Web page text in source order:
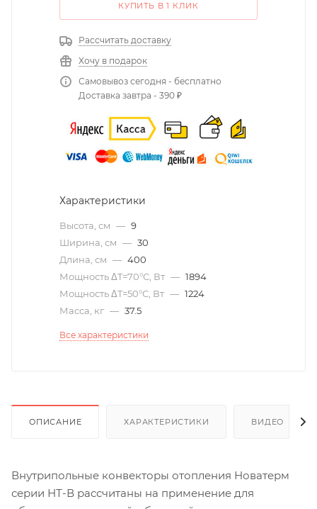
КУПИТЬ В 1 КЛИК
Рассчитать доставку
Хочу в подарок
Самовывоз сегодня - бесплатно
Доставка завтра - 390 ₽
Характеристики
Высота, см — 9
Ширина, см — 30
Длина, см — 400
Мощность ΔT=70°С, Вт — 1894
Мощность ΔT=50°С, Вт — 1224
Масса, кг — 37.5
Все характеристики
ОПИСАНИЕ ХАРАКТЕРИСТИКИ ВИДЕО (6)
Внутрипольные конвекторы отопления Новатерм
серии НТ-В рассчитаны на применение для